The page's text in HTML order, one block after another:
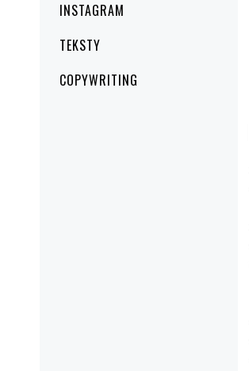
INSTAGRAM
TEKSTY
COPYWRITING